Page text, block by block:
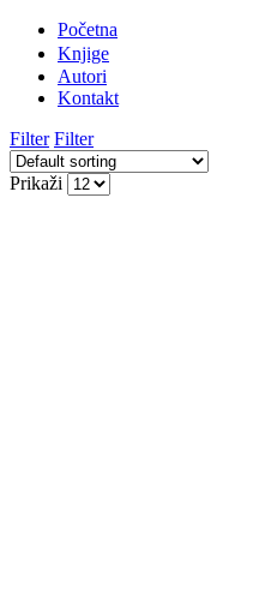
Početna
Knjige
Autori
Kontakt
Filter Filter
Prikaži